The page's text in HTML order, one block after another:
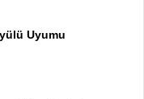
Uyumu